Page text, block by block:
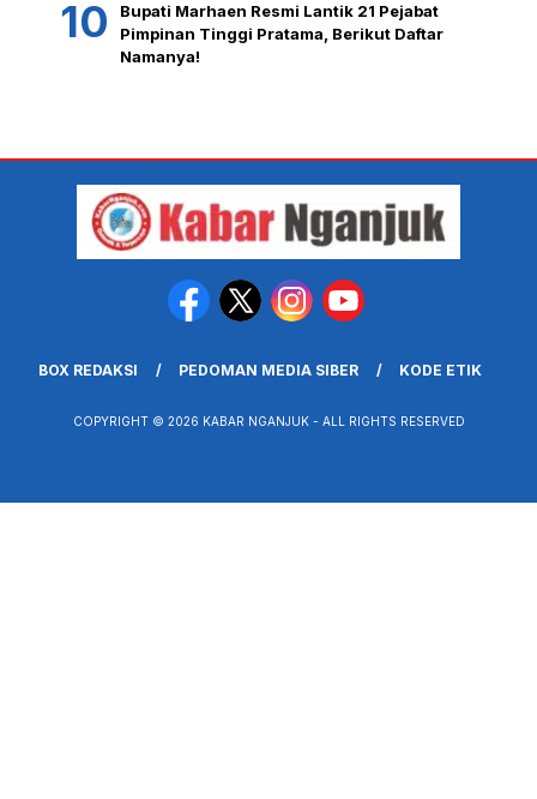
Bupati Marhaen Resmi Lantik 21 Pejabat
Pimpinan Tinggi Pratama, Berikut Daftar
Namanya!
BOX REDAKSI PEDOMAN MEDIA SIBER KODE ETIK
COPYRIGHT © 2026 KABAR NGANJUK - ALL RIGHTS RESERVED